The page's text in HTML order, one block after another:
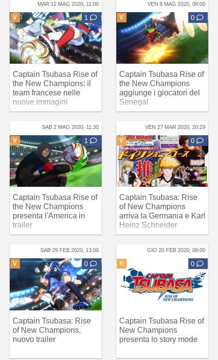
MAR 12 MAG 2020, 11:00
V 1
Captain Tsubasa Rise of
the New Champions: il
team francese nelle
nuove immagini
VEN 8 MAG 2020, 08:00
V 0
Captain Tsubasa Rise of
the New Champions
aggiunge i giocatori del
Senegal
SAB 2 MAG 2020, 11:30
V 1
Captain Tsubasa Rise of
the New Champions
presenta l'America in
trailer
VEN 27 MAR 2020, 20:29
V 0
Captain Tsubasa: Rise
of New Champions
arriva la Germania e Karl
Heinz Schneider
SAB 29 FEB 2020, 13:00
V 0
Captain Tsubasa: Rise
of New Champions,
nuovo trailer
GIO 20 FEB 2020, 08:00
V 0
Captain Tsubasa Rise of
New Champions
presenta lo story mode